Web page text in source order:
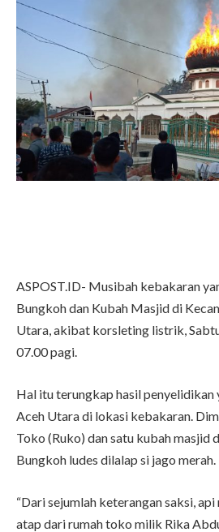
ASPOST.ID- Musibah kebakaran
Bungkoh dan Kubah Masjid di
Utara, akibat korsleting listrik,
07.00 pagi.
Hal itu terungkap hasil penyelidikan
Aceh Utara di lokasi kebakaran.
Toko (Ruko) dan satu kubah masjid
Bungkoh ludes dilalap si jago merah.
“Dari sejumlah keterangan saksi,
atap dari rumah toko milik Rika